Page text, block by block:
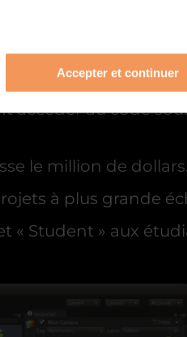
Accepter et continuer
plateformes
accéder au code
le million de dollars.
à plus grande
« Student » aux